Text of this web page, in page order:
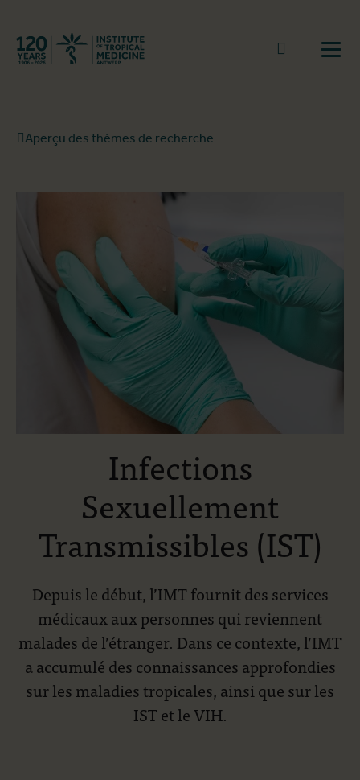
Retourner à la page d'accueil
go to
Aperçu des thèmes de recherche
Infections
Sexuellement
Transmissibles (IST)
Depuis le début, l’IMT fournit des services
médicaux aux personnes qui reviennent
malades de l’étranger. Dans ce contexte, l’IMT
a accumulé des connaissances approfondies
sur les maladies tropicales, ainsi que sur les
IST et le VIH.